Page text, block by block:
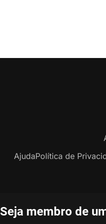
Seja membro de
AjudaPolítica de